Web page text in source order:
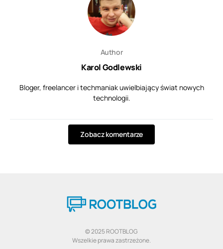
Author
Karol Godlewski
Bloger, freelancer i techmaniak uwielbiający świat nowych
technologii.
Zobacz komentarze
© 2025 ROOTBLOG
Wszelkie prawa zastrzeżone.